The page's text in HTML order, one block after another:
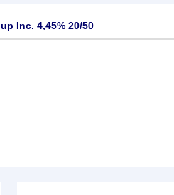
Inc. 4,45% 20/50